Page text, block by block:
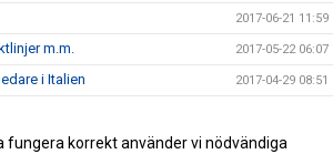
2017-06-21 11:59
m.m. 2017-05-22 06:07
i Italien 2017-04-29 08:51
upplagan av Stuvsta outdoor 2017-03-07 22:48
fungera korrekt använder vi nödvändiga